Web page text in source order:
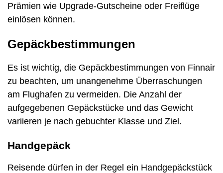
Prämien wie Upgrade-Gutscheine oder Freiflüge
einlösen können.
Gepäckbestimmungen
Es ist wichtig, die Gepäckbestimmungen von Finnair
zu beachten, um unangenehme Überraschungen
am Flughafen zu vermeiden. Die Anzahl der
aufgegebenen Gepäckstücke und das Gewicht
variieren je nach gebuchter Klasse und Ziel.
Handgepäck
Reisende dürfen in der Regel ein Handgepäckstück